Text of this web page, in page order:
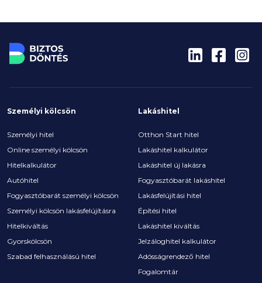
Személyi kölcsön
Személyi hitel
Online személyi kölcsön
Hitelkalkulátor
Autóhitel
Fogyasztóbarát személyi kölcsön
Személyi kölcsön lakásfelújításra
Hitelkiváltás
Gyorskölcsön
Szabad felhasználású hitel
Lakáshitel
Otthon Start hitel
Lakáshitel kalkulátor
Lakáshitel új lakásra
Fogyasztóbarát lakáshitel
Lakásfelújítási hitel
Építési hitel
Lakáshitel kiváltás
Jelzáloghitel kalkulátor
Adósságrendező hitel
Fogalomtár